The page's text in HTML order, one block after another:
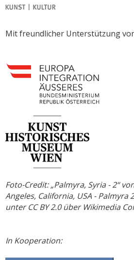
Mit freundlicher Unterstützung
Foto-Credit: „Palmyra, Syria - 2“
Angeles, California, USA - Palmyra
unter CC BY 2.0 über Wikimedia
In Kooperation: